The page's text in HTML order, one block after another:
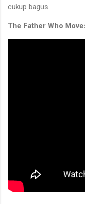
cukup bagus.
The Father Who